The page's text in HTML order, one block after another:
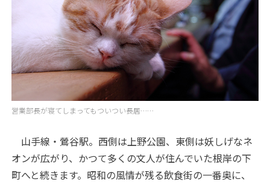
営業部長が寝てしまってもついつい長居……
山手線・鶯谷駅。西側は上野公園、東側は妖しげなネ
オンが広がり、かつて多くの文人が住んでいた根岸の下
町へと続きます。昭和の風情が残る飲食街の一番奥に、